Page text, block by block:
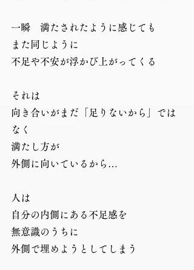
一瞬　満たされたように感じても
また同じように
不足や不安が浮かび上がってくる
それは
向き合いがまだ「足りないから」では
なく
満たし方が
外側に向いているから…
人は
自分の内側にある不足感を
無意識のうちに
外側で埋めようとしてしまう